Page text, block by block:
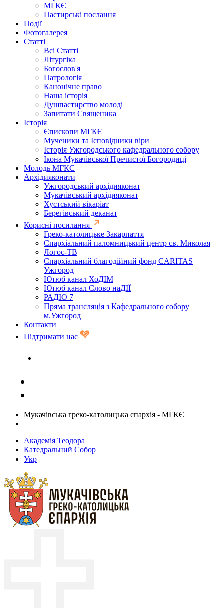
МГКЄ
Пастирські послання
Події
Фотогалерея
Статті
Всі Статті
Літургіка
Богослов'я
Патрологія
Канонічне право
Наша історія
Душпастирство молоді
Запитати Священика
Історія
Єпископи МГКЄ
Мученики та Ісповідники віри
Історія Ужгородського кафедрального собору
Ікона Мукачівської Пречистої Богородиці
Молодь МГКЄ
Архідияконати
Ужгородський архідияконат
Мукачівський архідияконат
Хустський вікаріат
Берегівський деканат
Корисні посилання
Греко-католицьке Закарпаття
Єпархіальний паломницький центр св. Миколая
Логос-ТВ
Єпархіальний благодійний фонд CARITAS
Ужгород
Ютюб канал ХоДІМ
Ютюб канал Слово наДІЇ
РАДІО 7
Пряма трансляція з Кафедрального собору
м.Ужгород
Контакти
Підтримати нас
Мукачівська греко-католицька єпархія - МГКЄ
Академія Теодора
Катедральний Собор
Укр